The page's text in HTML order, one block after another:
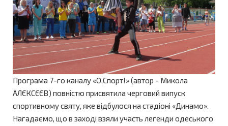
Програма 7-го каналу «О,Спорт!» (автор - Микола
АЛЄКСЄЄВ) повністю присвятила черговий випуск
спортивному святу, яке відбулося на стадіоні «Динамо».
Нагадаємо, що в заході взяли участь легенди одеського